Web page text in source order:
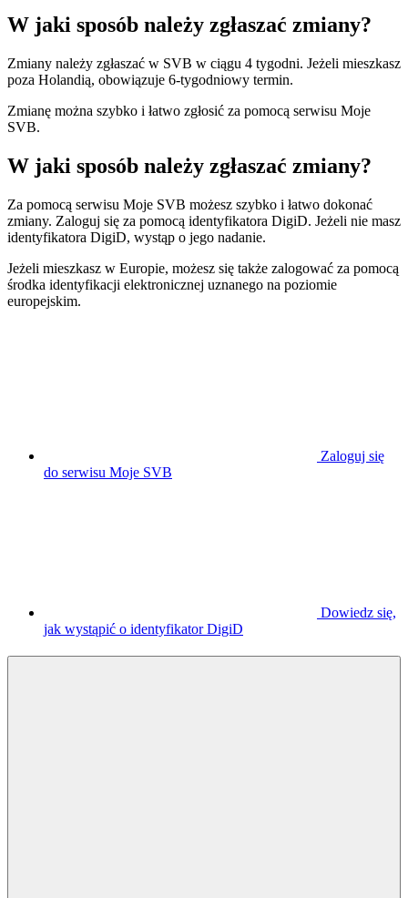
W jaki sposób należy zgłaszać zmiany?
Zmiany należy zgłaszać w SVB w ciągu 4 tygodni. Jeżeli mieszkasz
poza Holandią, obowiązuje 6-tygodniowy termin.
Zmianę można szybko i łatwo zgłosić za pomocą serwisu Moje
SVB.
W jaki sposób należy zgłaszać zmiany?
Za pomocą serwisu Moje SVB możesz szybko i łatwo dokonać
zmiany. Zaloguj się za pomocą identyfikatora DigiD. Jeżeli nie masz
identyfikatora DigiD, wystąp o jego nadanie.
Jeżeli mieszkasz w Europie, możesz się także zalogować za pomocą
środka identyfikacji elektronicznej uznanego na poziomie
europejskim.
Zaloguj się
do serwisu Moje SVB
Dowiedz się,
jak wystąpić o identyfikator DigiD